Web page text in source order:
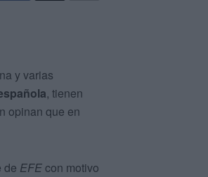
y varias
, tienen
opinan que en
de EFEcon motivo